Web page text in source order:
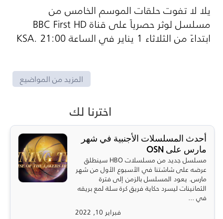
يلا لا تفوت حلقات الموسم الخامس من
مسلسل لوثر حصرياً على قناةBBC First HD
ابتداءً من الثلاثاء 1 يناير في الساعة 21:00 . KSA
المزيد من المواضيع
اخترنا لك
أحدث المسلسلات الأجنبية في شهر
مارس على OSN
مسلسل جديد من مسلسلات HBO سينطلق
عرضه على شاشتنا في الأسبوع الأول من شهر
مارس. يعود المسلسل بالزمن إلى فترة
الثمانينات ليسرد حكاية فريق كرة سلة لمع بريقه
في ...
فبراير 10, 2022